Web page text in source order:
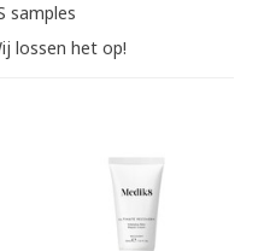
samples
lossen het op!